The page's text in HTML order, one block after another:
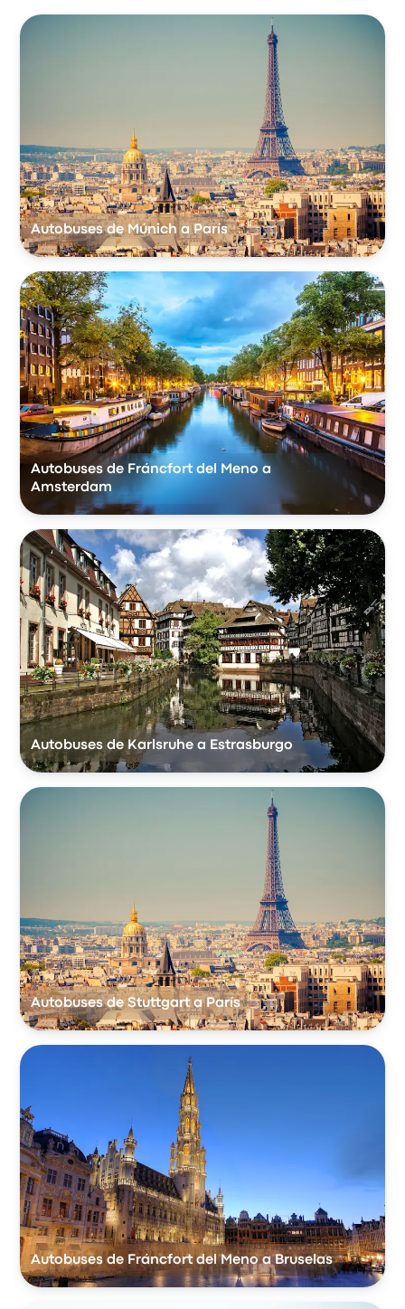
Autobuses de Múnich a París
Autobuses de Fráncfort del Meno a
Amsterdam
Autobuses de Karlsruhe a Estrasburgo
Autobuses de Stuttgart a París
Autobuses de Fráncfort del Meno a Bruselas